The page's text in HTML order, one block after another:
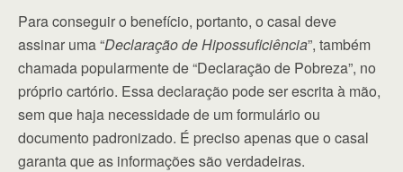
Para conseguir o benefício, portanto, o casal deve
assinar uma “Declaração de Hipossuficiência”, também
chamada popularmente de “Declaração de Pobreza”, no
próprio cartório. Essa declaração pode ser escrita à mão,
sem que haja necessidade de um formulário ou
documento padronizado. É preciso apenas que o casal
garanta que as informações são verdadeiras.